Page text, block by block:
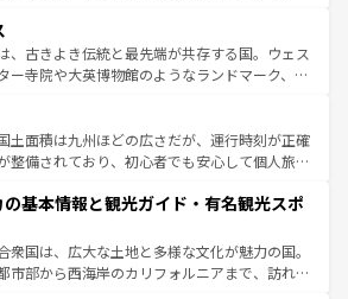
ンパンの発祥地であるランス、プロヴァンスの
ベンダー畑など、多彩な楽しみ方が可能だ。さ
以外の地域にも魅力が溢れており、どの街角に
足を運ぶとそれぞれで全く異なる文化を体験で
きるだろう。 なお、新着のフランス情報はコンテンツ一覧
ほしい。
の国は、どこを歩いても飽きることがない。ベ
化的活気、バイエルン州のアルプスの絶景、そ
川沿いのワイン畑といった風景は必見。ビール
な人にはぜひ体験してほしい。 なお、新着の
はコンテンツ一覧を参照してほしい。
、古きよき伝統と最先端が共存する国。ウェス
ー寺院や大英博物館のようなランドマーク、歴
異なる魅力がある。また、優雅なアフタヌーン
ール好きにはたまらない英国パブ、サッカー観
場だからこそできる体験も豊富。イギリスを旅
参照してほしい。
土面積は九州ほどの広さだが、運行時刻が正確
整備されており、初心者でも安心して個人旅行
のまま残る町や、スイスならではのユニークな
り、アルプス観光だけでなく町歩きも満喫する
る。国民の所得が高いため物価も高いが、旅行
通パス提供のサービスもあり、うまく活用すれ
の基本情報と観光ガイド・有名観光スポ
衆国は、広大な土地と多様な文化が魅力の国。
市部から西海岸のカリフォルニアまで、訪れる